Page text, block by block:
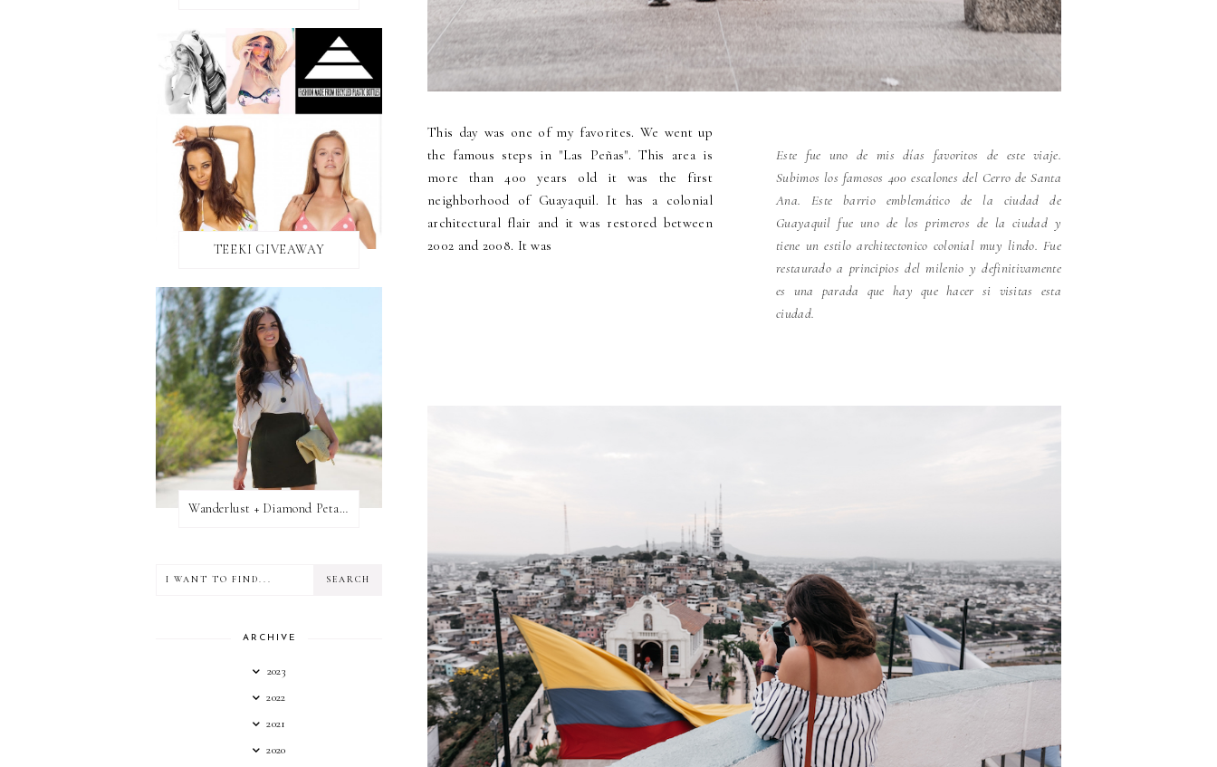
This day was one of my favorites. We went up
the famous steps in "Las Peñas". This area is
more than 400 years old it was the first
neighborhood of Guayaquil. It has a colonial
architectural flair and it was restored between
2002 and 2008. It was
Este fue uno de mis días favoritos de este viaje.
Subimos los famosos 400 escalones del Cerro de Santa
Ana. Este barrio emblemático de la ciudad de
Guayaquil fue uno de los primeros de la ciudad y
tiene un estilo architectonico colonial muy lindo. Fue
restaurado a principios del milenio y definitivamente
es una parada que hay que hacer si visitas esta
ciudad.
TEEKI GIVEAWAY
Wanderlust + Diamond Petal Giveaway
ARCHIVE
2023
2022
2021
2020